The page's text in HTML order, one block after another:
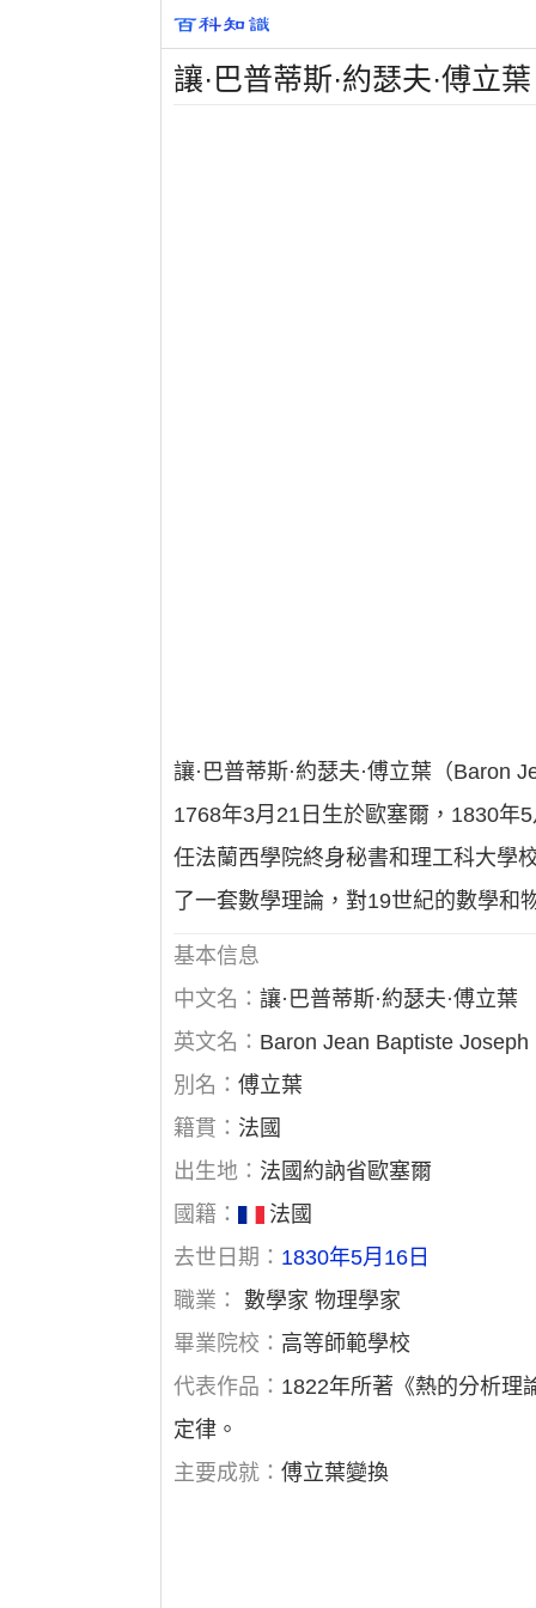
讓·巴普蒂斯·約瑟夫·傅立葉
讓·巴普蒂斯·約瑟夫·傅立葉（Baron
1768年3月21日生於歐塞爾，1830年
任法蘭西學院終身秘書和理工科大學
了一套數學理論，對19世紀的數學
基本信息
中文名：讓·巴普蒂斯·約瑟夫·傅立葉
英文名： Baron Jean Baptiste Joseph
別名：傅立葉
籍貫： 法國
出生地： 法國約訥省歐塞爾
國籍：
法國
去世日期： 1830年5月16日
職業： 數學家 物理學家
畢業院校： 高等師範學校
代表作品： 1822年所著《熱的分析理
定律。
主要成就：傅立葉變換